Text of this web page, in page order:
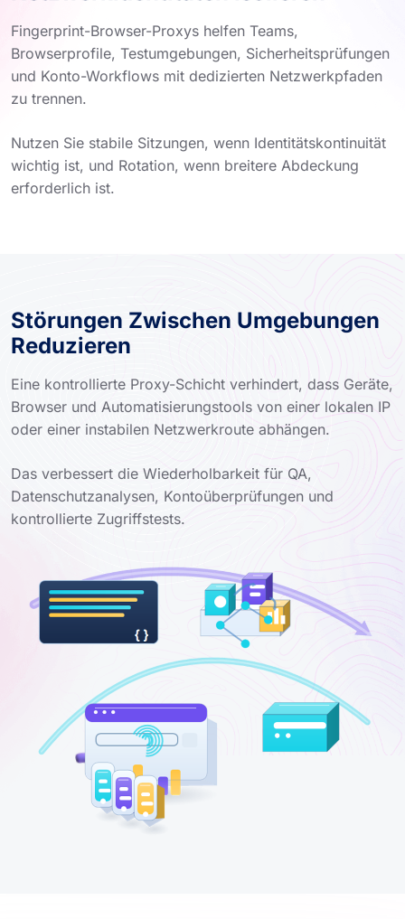
Fingerprint-Browser-Proxys helfen Teams,
Browserprofile, Testumgebungen, Sicherheitsprüfungen
und Konto-Workflows mit dedizierten Netzwerkpfaden
zu trennen.
Nutzen Sie stabile Sitzungen, wenn Identitätskontinuität
wichtig ist, und Rotation, wenn breitere Abdeckung
erforderlich ist.
Störungen Zwischen Umgebungen
Reduzieren
Eine kontrollierte Proxy-Schicht verhindert, dass Geräte,
Browser und Automatisierungstools von einer lokalen IP
oder einer instabilen Netzwerkroute abhängen.
Das verbessert die Wiederholbarkeit für QA,
Datenschutzanalysen, Kontoüberprüfungen und
kontrollierte Zugriffstests.